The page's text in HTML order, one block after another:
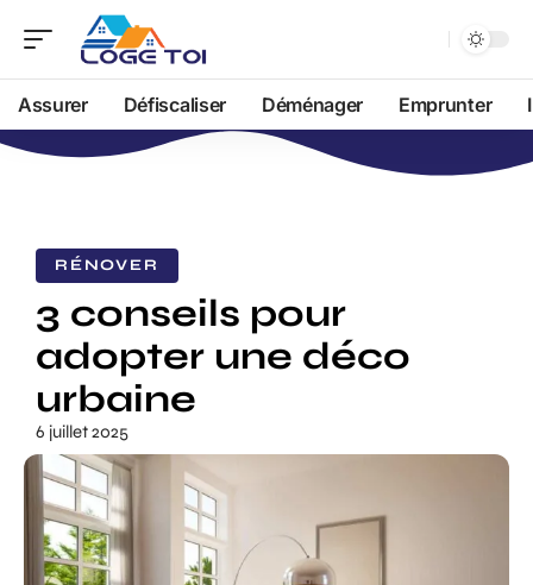
Assurer Défiscaliser Déménager Emprunter
RÉNOVER
3 conseils pour
adopter une déco
urbaine
6 juillet 2025